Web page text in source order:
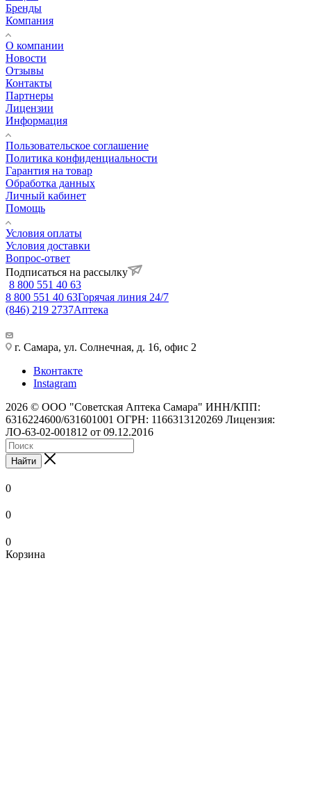
Бренды
Компания
О компании
Новости
Отзывы
Контакты
Партнеры
Лицензии
Информация
Пользовательское соглашение
Политика конфиденциальности
Гарантия на товар
Обработка данных
Личный кабинет
Помощь
Условия оплаты
Условия доставки
Вопрос-ответ
Подписаться на рассылку
8 800 551 40 63
8 800 551 40 63Горячая линия 24/7
(846) 219 2737Аптека
г. Самара, ул. Солнечная, д. 16, офис 2
Вконтакте
Instagram
2026 © ООО "Советская Аптека Самара" ИНН/КПП:
6316224600/631601001 ОГРН: 1166313120269 Лицензия:
ЛО-63-02-001812 от 09.12.2016
Найти
0
0
0
Корзина